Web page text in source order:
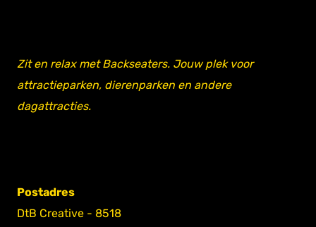
Zit en relax met Backseaters. Jouw plek voor
attractieparken, dierenparken en andere
dagattracties.
Postadres
DtB Creative - 8518